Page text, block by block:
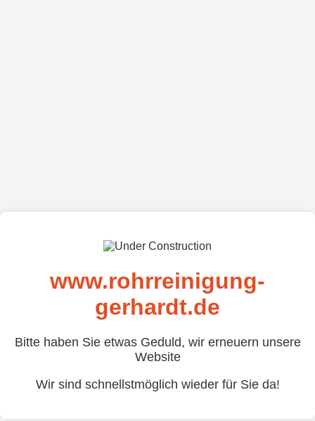
www.rohrreinigung-
gerhardt.de
Bitte haben Sie etwas Geduld, wir erneuern unsere
Website
Wir sind schnellstmöglich wieder für Sie da!